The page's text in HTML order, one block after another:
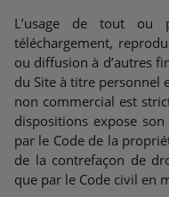
L’usage de tout ou
téléchargement,
ou diffusion à d’autres
du Site à titre personnel
non commercial est
dispositions expose
par le Code de la
de la contrefaçon de
que par le Code civil en